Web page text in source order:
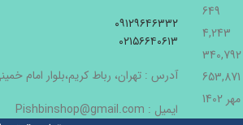
649
4,243
340,792
653,871
۰۹۱۲۹۶۴۶۳۳۲
۰۲۱۵۶۶۴۰۶۱۳
آدرس : تهران، رباط کریم،بلوار امام
ایمیل : Pishbinshop@gmail.com